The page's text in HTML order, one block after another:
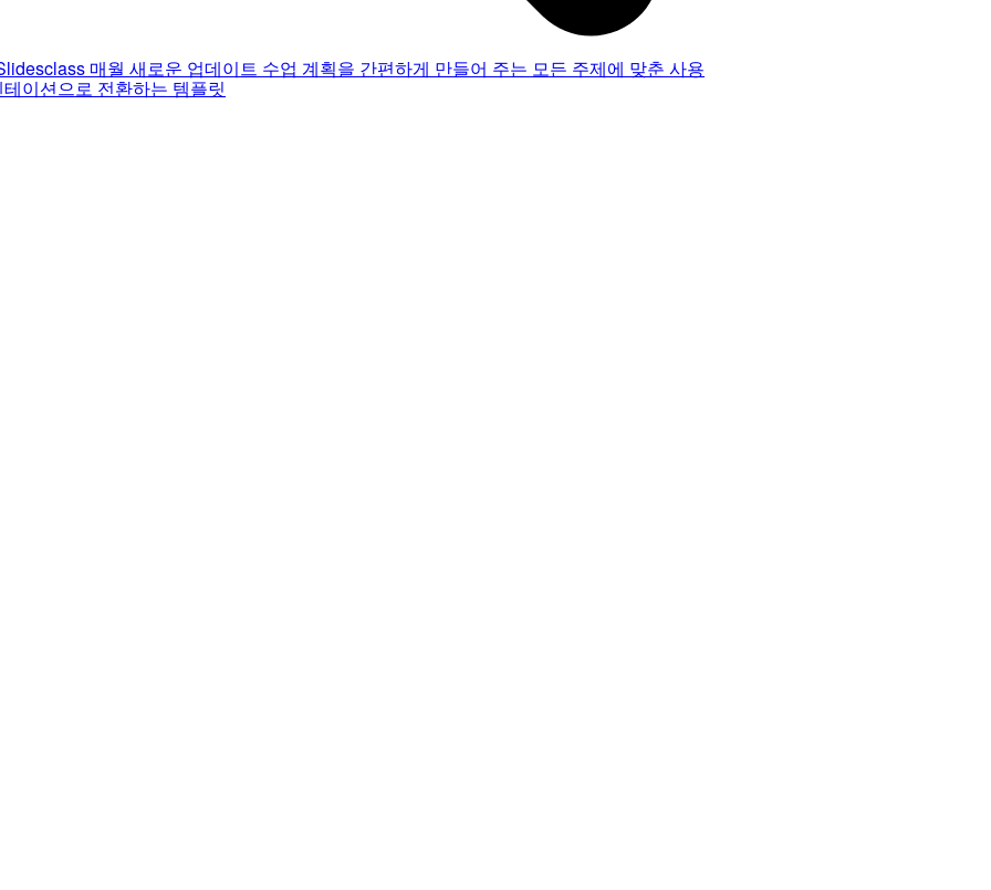
매월 새로운 업데이트 수업 계획을 간편하게 만들어 주는 모든 주제에 맞춘 사용
이션으로 전환하는 템플릿